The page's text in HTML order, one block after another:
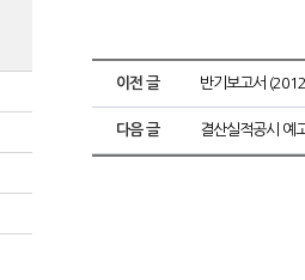
이전 글 반기보고서
다음 글 결산실적공시 예